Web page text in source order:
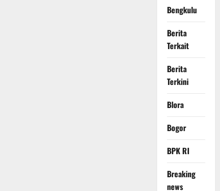
Bengkulu
Berita
Terkait
Berita
Terkini
Blora
Bogor
BPK RI
Breaking
news